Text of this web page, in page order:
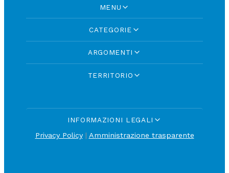
MENU
CATEGORIE
ARGOMENTI
TERRITORIO
INFORMAZIONI LEGALI
Privacy Policy| Amministrazione trasparente